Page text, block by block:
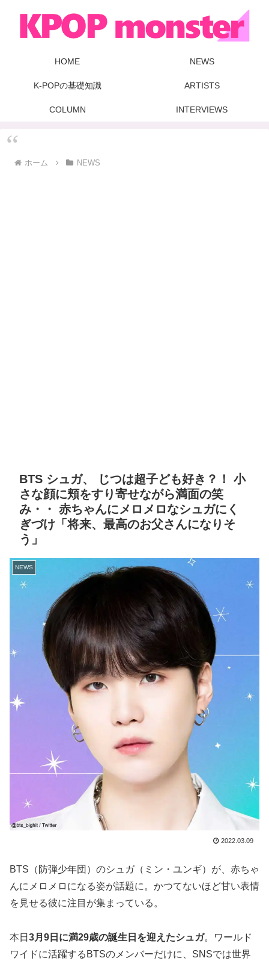
HOME NEWS
K-POPの基礎知識 ARTISTS
COLUMN INTERVIEWS
ホーム NEWS
BTS シュガ、 じつは超子ども好き？！ 小
さな顔に頬をすり寄せながら満面の笑
み・・ 赤ちゃんにメロメロなシュガにく
ぎづけ「将来、最高のお父さんになりそ
う」
NEWS
2022.03.09
BTS（防弾少年団）のシュガ（ミン・ユンギ）が、赤ちゃ
んにメロメロになる姿が話題に。かつてないほど甘い表情
を見せる彼に注目が集まっている。
本日 3月9日に満29歳の誕生日を迎えたシュガ。ワールド
ワイドに活躍するBTSのメンバーだけに、SNSでは世界